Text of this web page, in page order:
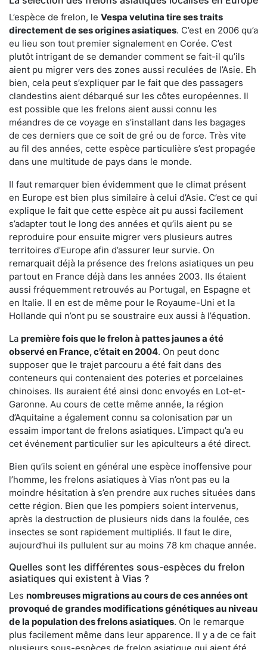
L’espèce de frelon, le Vespa velutina tire ses traits
directement de ses origines asiatiques. C’est en 2006 qu’a
eu lieu son tout premier signalement en Corée. C’est
plutôt intrigant de se demander comment se fait-il qu’ils
aient pu migrer vers des zones aussi reculées de l’Asie. Eh
bien, cela peut s’expliquer par le fait que des passagers
clandestins aient débarqué sur les côtes européennes. Il
est possible que les frelons aient aussi connu les
méandres de ce voyage en s’installant dans les bagages
de ces derniers que ce soit de gré ou de force. Très vite
au fil des années, cette espèce particulière s’est propagée
dans une multitude de pays dans le monde.
Il faut remarquer bien évidemment que le climat présent
en Europe est bien plus similaire à celui d’Asie. C’est ce qui
explique le fait que cette espèce ait pu aussi facilement
s’adapter tout le long des années et qu’ils aient pu se
reproduire pour ensuite migrer vers plusieurs autres
territoires d’Europe afin d’assurer leur survie. On
remarquait déjà la présence des frelons asiatiques un peu
partout en France déjà dans les années 2003. Ils étaient
aussi fréquemment retrouvés au Portugal, en Espagne et
en Italie. Il en est de même pour le Royaume-Uni et la
Hollande qui n’ont pu se soustraire eux aussi à l’équation.
La première fois que le frelon à pattes jaunes a été
observé en France, c’était en 2004. On peut donc
supposer que le trajet parcouru a été fait dans des
conteneurs qui contenaient des poteries et porcelaines
chinoises. Ils auraient été ainsi donc envoyés en Lot-et-
Garonne. Au cours de cette même année, la région
d’Aquitaine a également connu sa colonisation par un
essaim important de frelons asiatiques. L’impact qu’a eu
cet événement particulier sur les apiculteurs a été direct.
Bien qu’ils soient en général une espèce inoffensive pour
l’homme, les frelons asiatiques à Vias n’ont pas eu la
moindre hésitation à s’en prendre aux ruches situées dans
cette région. Bien que les pompiers soient intervenus,
après la destruction de plusieurs nids dans la foulée, ces
insectes se sont rapidement multipliés. Il faut le dire,
aujourd’hui ils pullulent sur au moins 78 km chaque année.
Quelles sont les différentes sous-espèces du frelon
asiatiques qui existent à Vias ?
Les nombreuses migrations au cours de ces années ont
provoqué de grandes modifications génétiques au niveau
de la population des frelons asiatiques. On le remarque
plus facilement même dans leur apparence. Il y a de ce fait
plusieurs sous-espèces de frelon asiatique qui aient été